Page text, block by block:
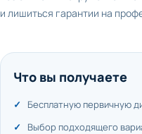
и лишиться гарантии на
Что вы получаете
Бесплатную первичную
Выбор подходящего